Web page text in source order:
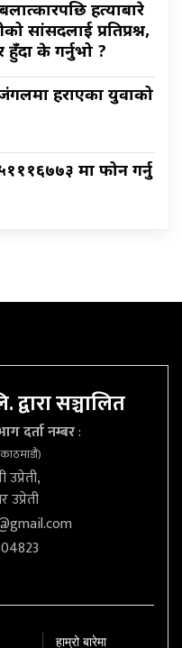
हत्याबारे
सांसदलाई प्रतिप्रश्न,
हुँदा के गर्नुभो ?
हराएका युवाको
मा फोन गर्नु
द्वारा सञ्चालित
दर्ता नम्बर:
उप्रेती,
उप्रेती
हाम्रो बारेमा